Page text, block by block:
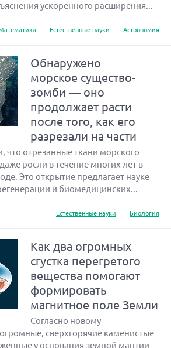
ускоренного расширения...
Естественные науки Астрономия
Обнаружено
морское существо-
зомби — оно
продолжает расти
после того, как его
разрезали на части
что отрезанные ткани морского
росли в течение многих лет в
Это открытие предлагает науке
и биомедицинских...
Естественные науки
Биология
Как два огромных
сгустка перегретого
вещества помогают
формировать
магнитное поле Земли
Согласно новому
сверхгорячие каменистые
у основания земной мантии —